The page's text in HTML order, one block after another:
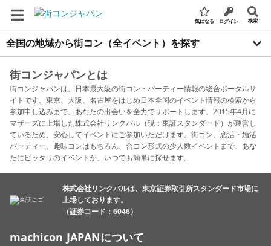
気になる ログイン 検索
全国の地域から街コン（全イベント）を探す
街コンジャパンとは
街コンジャパンは、日本最大級の街コン・パーティー情報の総合ポータルサ
イトです。東京、大阪、名古屋をはじめ日本全国のイベント情報の検索から
参加申し込みまで、あなたの出会いを全力でサポートします。2015年4月に
マザーズに上場した株式会社リンクバル（現：東証スタンダード）が運営し
ているため、安心してイベントにご参加いただけます。街コン、恋活・婚活
パーティー、趣味コンはもちろん、合コン形式の少人数イベントまで、あな
たにピッタリのイベントが、いつでも簡単に探せます。
株式会社リンクバルは、東京証券取引所スタンダード市場に
上場しております。
（証券コード：6046）
machicon JAPANについて